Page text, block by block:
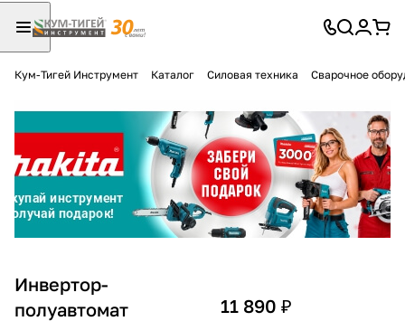
Кум-Тигей Инструмент Каталог Силовая техника Сварочное
Инвертор-
полуавтомат
11 890 ₽
Разбейте
оплатуна части
без переплат
График платежей